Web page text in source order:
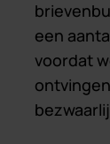
een
voordat